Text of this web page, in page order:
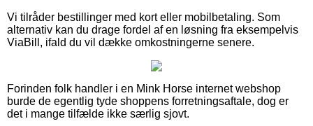
Vi tilråder bestillinger med kort eller mobilbetaling. Som
alternativ kan du drage fordel af en løsning fra eksempelvis
ViaBill, ifald du vil dække omkostningerne senere.
Forinden folk handler i en Mink Horse internet webshop
burde de egentlig tyde shoppens forretningsaftale, dog er
det i mange tilfælde ikke særlig sjovt.